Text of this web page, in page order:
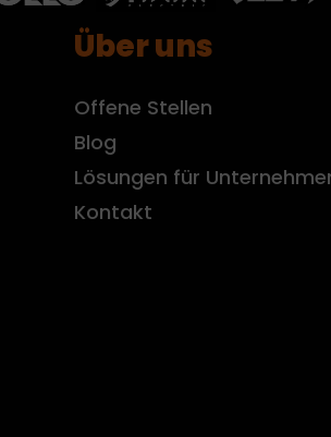
Über uns
Offene Stellen
Blog
Lösungen für
Kontakt